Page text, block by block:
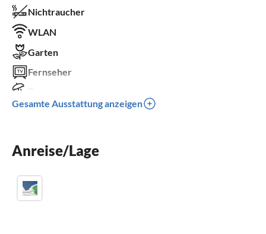
Nichtraucher
WLAN
Garten
Fernseher
Spülmaschine
Kinderbett
Gesamte Ausstattung anzeigen
Anreise/Lage